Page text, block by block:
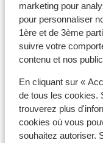
marketing pour
pour personnaliser
1ère et de 3ème
suivre votre
contenu et nos
En cliquant sur «
de tous les cookies.
trouverez plus
cookies où vous
souhaitez autoriser.